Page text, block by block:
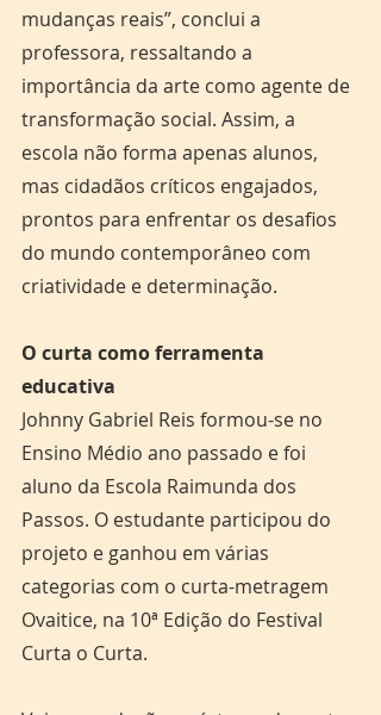
mudanças reais”, conclui a
professora, ressaltando a
importância da arte como agente de
transformação social. Assim, a
escola não forma apenas alunos,
mas cidadãos críticos engajados,
prontos para enfrentar os desafios
do mundo contemporâneo com
criatividade e determinação.
O curta como ferramenta
educativa
Johnny Gabriel Reis formou-se no
Ensino Médio ano passado e foi
aluno da Escola Raimunda dos
Passos. O estudante participou do
projeto e ganhou em várias
categorias com o curta-metragem
Ovaitice, na 10ª Edição do Festival
Curta o Curta.